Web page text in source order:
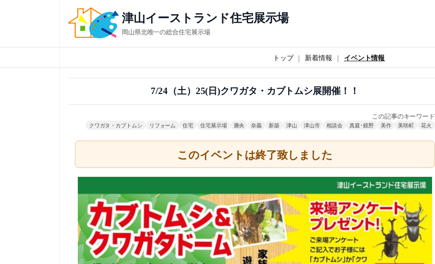
ス
キ
津山イーストランド住宅展示場
岡山県北唯一の総合住宅展示場
トップ 新着情報 イベント情報
7/24（土）25(日)クワガタ・カブトムシ展開催！！
この記事のキーワード
クワガタ・カブトムシ リフォーム 住宅 住宅展示場 勝央 奈義 新築 津山 津山市 相談会 真庭･鏡野 美作 美咲町 花火
このイベントは終了致しました